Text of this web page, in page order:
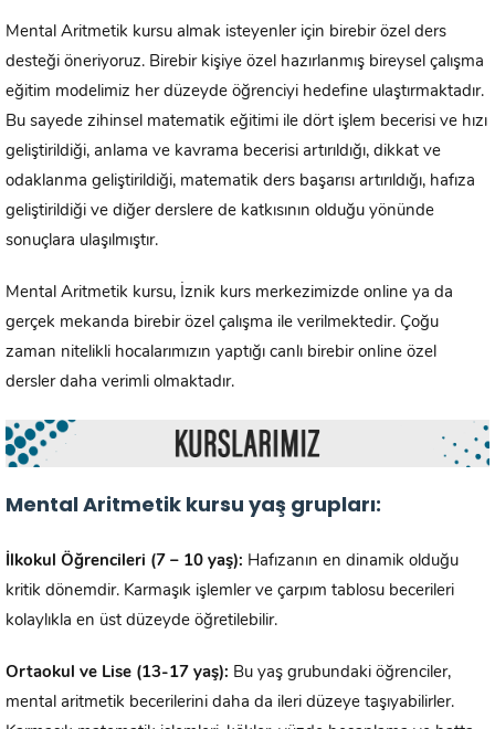
Mental Aritmetik kursu almak isteyenler için birebir özel ders
desteği öneriyoruz. Birebir kişiye özel hazırlanmış bireysel çalışma
eğitim modelimiz her düzeyde öğrenciyi hedefine ulaştırmaktadır.
Bu sayede zihinsel matematik eğitimi ile dört işlem becerisi ve hızı
geliştirildiği, anlama ve kavrama becerisi artırıldığı, dikkat ve
odaklanma geliştirildiği, matematik ders başarısı artırıldığı, hafıza
geliştirildiği ve diğer derslere de katkısının olduğu yönünde
sonuçlara ulaşılmıştır.
Mental Aritmetik kursu, İznik kurs merkezimizde online ya da
gerçek mekanda birebir özel çalışma ile verilmektedir. Çoğu
zaman nitelikli hocalarımızın yaptığı canlı birebir online özel
dersler daha verimli olmaktadır.
Mental Aritmetik kursu yaş grupları:
İlkokul Öğrencileri (7 – 10 yaş): Hafızanın en dinamik olduğu
kritik dönemdir. Karmaşık işlemler ve çarpım tablosu becerileri
kolaylıkla en üst düzeyde öğretilebilir.
Ortaokul ve Lise (13-17 yaş): Bu yaş grubundaki öğrenciler,
mental aritmetik becerilerini daha da ileri düzeye taşıyabilirler.